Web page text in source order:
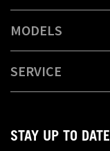
MODELS
SERVICE
STAY UP TO DATE